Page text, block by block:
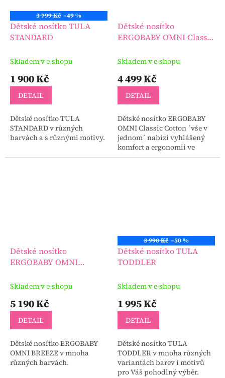
3 799 Kč –49 %
Dětské nosítko TULA
STANDARD
Skladem v e-shopu
1 900 Kč
DETAIL
Dětské nosítko TULA
STANDARD v různých
barvách a s různými motivy.
Dětské nosítko
ERGOBABY OMNI Classic
Skladem v e-shopu
4 499 Kč
DETAIL
Dětské nosítko ERGOBABY
OMNI Classic Cotton ´vše v
jednom´ nabízí vyhlášený
komfort a ergonomii ve
snadno použitelném 4-
Dětské nosítko
ERGOBABY OMNI
Skladem v e-shopu
5 190 Kč
DETAIL
Dětské nosítko ERGOBABY
OMNI BREEZE v mnoha
různých barvách.
3 990 Kč –50 %
Dětské nosítko TULA
TODDLER
Skladem v e-shopu
1 995 Kč
DETAIL
Dětské nosítko TULA
TODDLER v mnoha různých
variantách barev i motivů
pro Váš pohodlný výběr.